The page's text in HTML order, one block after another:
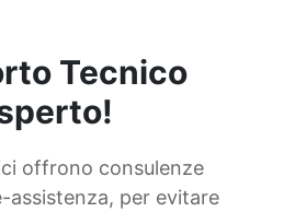
Tecnico
offrono consulenze
assistenza, per evitare